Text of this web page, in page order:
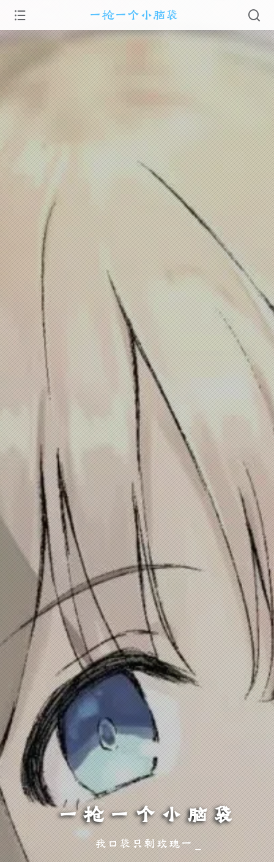
一枪一个小脑袋
一枪一个小脑袋
我口袋只剩玫瑰一片，